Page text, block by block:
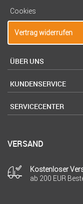
Cookies
Vertrag widerrufen
ÜBER UNS
KUNDENSERVICE
SERVICECENTER
VERSAND
Kostenloser
ab 200 EUR